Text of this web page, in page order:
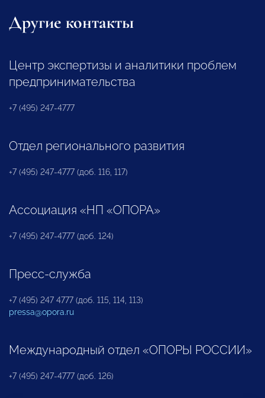
Другие контакты
Центр экспертизы и аналитики проблем
предпринимательства
+7 (495) 247-4777
Отдел регионального развития
+7 (495) 247-4777 (доб. 116, 117)
Ассоциация «НП «ОПОРА»
+7 (495) 247-4777 (доб. 124)
Пресс-служба
+7 (495) 247 4777 (доб. 115, 114, 113)
pressa@opora.ru
Международный отдел «ОПОРЫ РОССИИ»
+7 (495) 247-4777 (доб. 126)